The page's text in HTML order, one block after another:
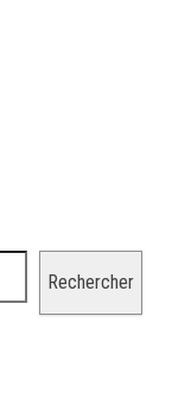
Rechercher